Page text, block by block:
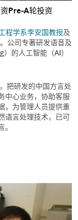
Pre-A轮投资
程学系李安国教授及
公司专著研发语音及
的人工智能（AI）
把研发的中国方言处
中心业务，协助客服
，为管理人员提供重
语言处理技术，已可